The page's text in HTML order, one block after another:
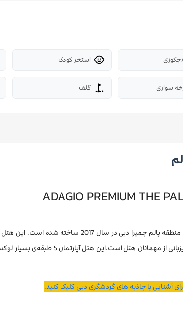
جکوزی child_care استخر کودک
سواری golf_course گلف
آداجیو پریمیوم د پالم دارای 163 اتاق و آپارتمان
آشنایی با جاذبه های گردشگری دبی کلیک کنید.